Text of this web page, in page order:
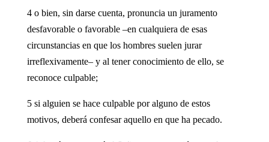
4 o bien, sin darse cuenta, pronuncia un juramento
desfavorable o favorable –en cualquiera de esas
circunstancias en que los hombres suelen jurar
irreflexivamente– y al tener conocimiento de ello, se
reconoce culpable;
5 si alguien se hace culpable por alguno de estos
motivos, deberá confesar aquello en que ha pecado.